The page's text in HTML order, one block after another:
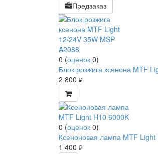
Предзаказ
0 (оценок 0)
Блок розжига ксенона MTF
2 800 руб.
0 (оценок 0)
Ксеноновая лампа MTF Light
1 400 руб.